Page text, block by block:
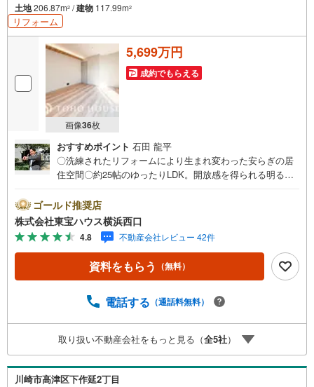
土地206.87m2 /建物 117.99m2
リフォーム
画像36枚
5,699万円
成約でもらえる
おすすめポイント 石田 龍平
〇洗練されたリフォームにより生まれ変わった安らぎの居
住空間〇約25帖のゆったりLDK。開放感を得られる明るい
すーーーーYahoo！ 不動産キャンペーン対象店舗ーーーー
当店で物件を成約するとPayPayボーナスライトがもらえる
「Yahoo！ 不動産 物件ご成約キャンペーン」の対象になり
ます。「資料をもらう」「見学予約をする」ボタンからお
問い合わせください。※必ずYahoo！ JAPAN IDでログイン
してください。※PayPayボーナスライトは出金と譲渡はで
ーーーーーーーーーーーーーーーーーーーー紹介金融機関/
8月時点 のものであり、実際の適用金利は融資実行時のも
のとなります。金利情勢により表記の返済額と異なる場合
があります。ーーーーーーーーーーーーーーーーーーーー
ーーーーー
ゴールド推奨店
株式会社東宝ハウス横浜西口
4.8 不動産会社レビュー 42件
資料をもらう （無料）
電話する （通話料無料）
取り扱い不動産会社をもっと見る（全5社）
川崎市高津区下作延2丁目